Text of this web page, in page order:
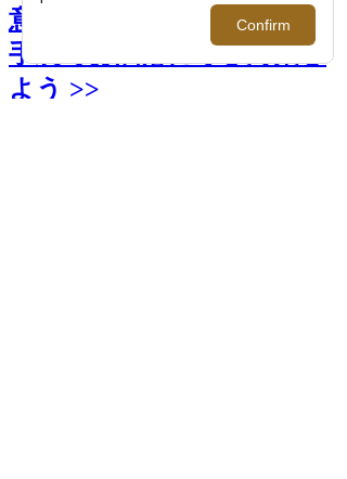
意！ストール・マフラー・
手袋でお洒落に寒さ対策し
よう >>